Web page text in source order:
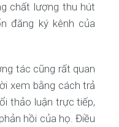
chất lượng thu hút
đăng ký kênh của
tác cũng rất quan
xem bằng cách trả
thảo luận trực tiếp,
hồi của họ. Điều